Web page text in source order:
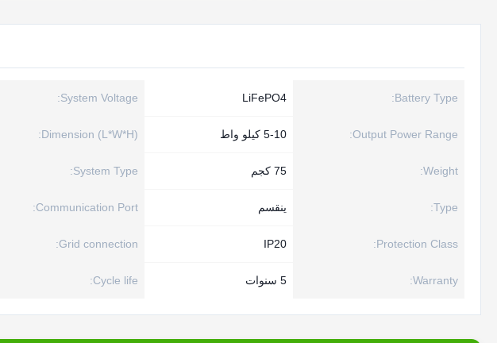
Battery Type:
LiFePO4
System Voltage:
Output Power Range: 5-10 كيلو واط Dimension (L*W*H):
Weight: 75 كجم System Type:
Type: ينقسم Communication Port:
Protection Class:
IP20
Grid connection:
Warranty: 5 سنوات Cycle life: